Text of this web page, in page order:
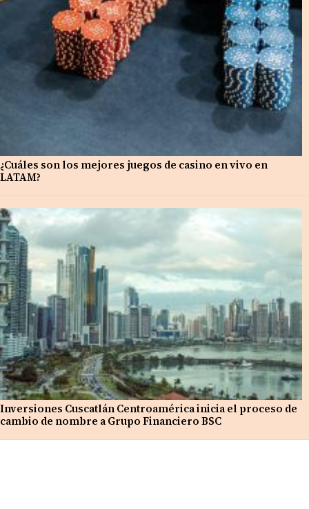
¿Cuáles son los mejores juegos de casino en vivo en
LATAM?
Inversiones Cuscatlán Centroamérica inicia el proceso de
cambio de nombre a Grupo Financiero BSC